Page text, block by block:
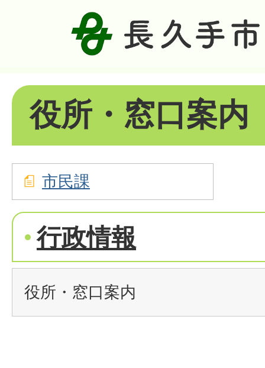
役所・窓口案内
市民課
行政情報
役所・窓口案内